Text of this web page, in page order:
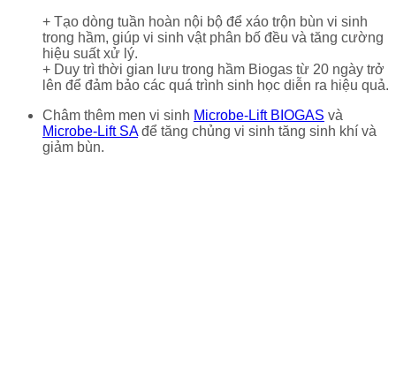
+ Tạo dòng tuần hoàn nội bộ để xáo trộn bùn vi sinh
trong hầm, giúp vi sinh vật phân bố đều và tăng cường
hiệu suất xử lý.
+ Duy trì thời gian lưu trong hầm Biogas từ 20 ngày trở
lên để đảm bảo các quá trình sinh học diễn ra hiệu quả.
Châm thêm men vi sinh Microbe-Lift BIOGAS và
Microbe-Lift SAđể tăng chủng vi sinh tăng sinh khí và
giảm bùn.